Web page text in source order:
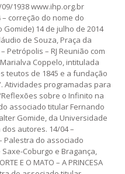
1938 www.ihp.org.br
– correção do nome do
14 de julho de 2014
de Souza, Praça da
Petrópolis – RJ Reunião com
Coppelo, intitulada
teutos de 1845 e a fundação
Atividades programadas para
sobre o Infinito na
associado titular Fernando
Gomide, da Universidade
autores. 14/04 –
Palestra do associado
Coburgo e Bragança,
E O MATO – A PRINCESA